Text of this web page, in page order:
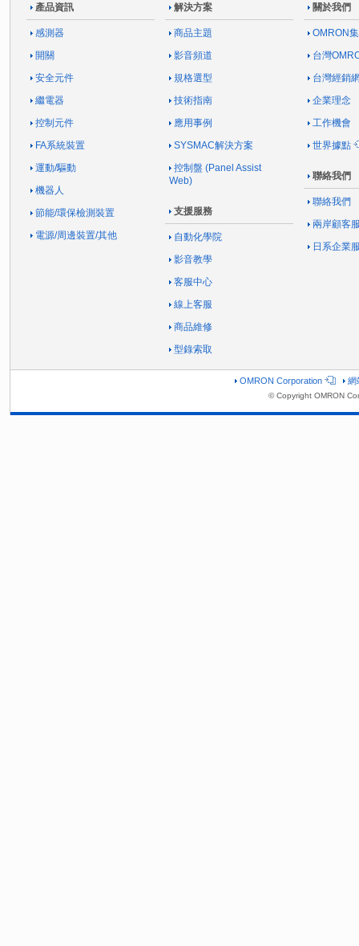
產品資訊
感測器
開關
安全元件
繼電器
控制元件
FA系統裝置
運動/驅動
機器人
節能/環保檢測裝置
電源/周邊裝置/其他
解決方案
商品主題
影音頻道
規格選型
技術指南
應用事例
SYSMAC解決方案
控制盤 (Panel Assist
Web)
支援服務
自動化學院
影音教學
客服中心
線上客服
商品維修
型錄索取
關於我們
OMRON
台灣
台灣經銷
企業理念
工作機會
世界據點
聯絡我們
聯絡我們
兩岸顧客
日系企業
OMRON Corporation 網
© Copyright OMRON